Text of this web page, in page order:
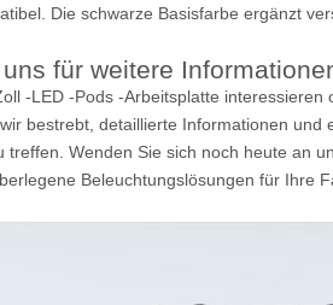
Die schwarze Basisfarbe ergänzt
für weitere
-LED -Pods -Arbeitsplatte
bestrebt, detaillierte Informationen
treffen. Wenden Sie sich noch heute an
Beleuchtungslösungen für Ihre